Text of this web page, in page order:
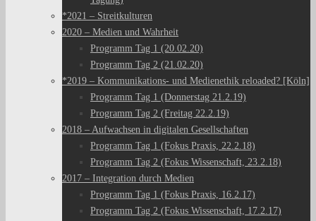
*2021 – Streitkulturen
2020 – Medien und Wahrheit
Programm Tag 1 (20.02.20)
Programm Tag 2 (21.02.20)
*2019 – Kommunikations- und Medienethik reloaded? [Köln]
Programm Tag 1 (Donnerstag 21.2.19)
Programm Tag 2 (Freitag 22.2.19)
2018 – Aufwachsen in digitalen Gesellschaften
Programm Tag 1 (Fokus Praxis, 22.2.18)
Programm Tag 2 (Fokus Wissenschaft, 23.2.18)
2017 – Integration durch Medien
Programm Tag 1 (Fokus Praxis, 16.2.17)
Programm Tag 2 (Fokus Wissenschaft, 17.2.17)